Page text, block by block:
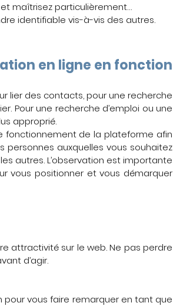
maîtrisez particulièrement…
identifiable vis-à-vis des autres.
en ligne en fonction
lier des contacts, pour une recherche
Pour une recherche d’emploi ou une
approprié.
fonctionnement de la plateforme afin
personnes auxquelles vous souhaitez
autres. L’observation est importante
vous positionner et vous démarquer
attractivité sur le web. Ne pas perdre
d’agir.
pour vous faire remarquer en tant que